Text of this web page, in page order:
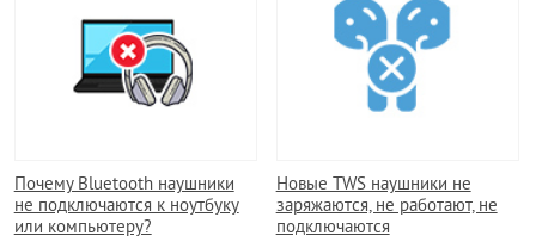
Почему Bluetooth наушники
не подключаются к ноутбуку
или компьютеру?
Новые TWS наушники не
заряжаются, не работают, не
подключаются